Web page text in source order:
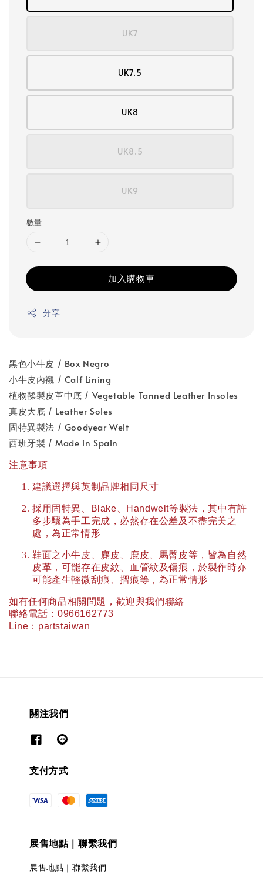
UK7
UK7.5
UK8
UK8.5
UK9
數量
加入購物車
分享
黑色小牛皮 / Box Negro
小牛皮內襯 / Calf Lining
植物鞣製皮革中底 / Vegetable Tanned Leather Insoles
真皮大底 / Leather Soles
固特異製法 / Goodyear Welt
西班牙製 / Made in Spain
注意事項
建議選擇與英制品牌相同尺寸
採用固特異、 Blake Handwelt等製法，其中有許
多步驟為手工完成，必然存在公差及不盡完美之
處，為正常情形
鞋面之小牛皮、麂皮、鹿皮、馬臀皮等，皆為自然
皮革，可能存在皮紋、血管紋及傷痕，於製作時亦
可能產生輕微刮痕、摺痕等，為正常情形
如有任何商品相關問題，歡迎與我們聯絡
聯絡電話： 0966162773
Line ： partstaiwan
關注我們
支付方式
展售地點｜聯繫我們
展售地點｜聯繫我們